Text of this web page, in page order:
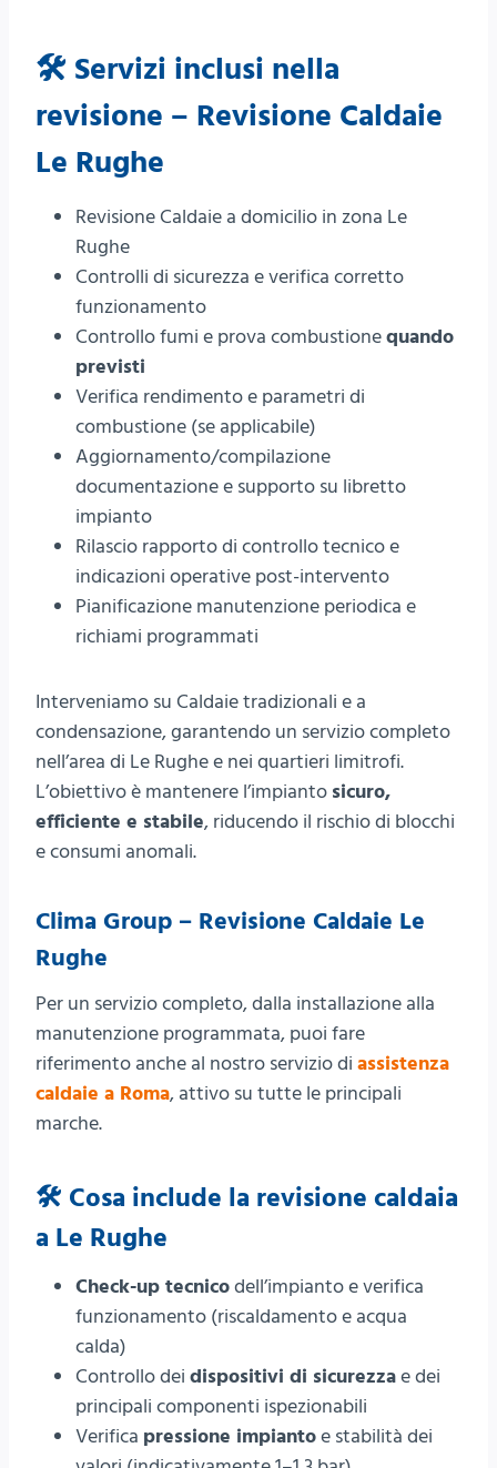
🛠️ Servizi inclusi nella
revisione – Revisione Caldaie
Le Rughe
Revisione Caldaie a domicilio in zona Le
Rughe
Controlli di sicurezza e verifica corretto
funzionamento
Controllo fumi e prova combustionequando
previsti
Verifica rendimento e parametri di
combustione (se applicabile)
Aggiornamento/compilazione
documentazione e supporto su libretto
impianto
Rilascio rapporto di controllo tecnico e
indicazioni operative post-intervento
Pianificazione manutenzione periodica e
richiami programmati
Interveniamo su Caldaie tradizionali e a
condensazione, garantendo un servizio completo
nell’area di Le Rughe e nei quartieri limitrofi.
L’obiettivo è mantenere l’impianto sicuro,
efficiente e stabile, riducendo il rischio di blocchi
e consumi anomali.
Clima Group – Revisione Caldaie Le
Rughe
Per un servizio completo, dalla installazione alla
manutenzione programmata, puoi fare
riferimento anche al nostro servizio di assistenza
caldaie a Roma, attivo su tutte le principali
marche.
🛠️ Cosa include la revisione caldaia
a Le Rughe
Check-up tecnicodell’impianto e verifica
funzionamento (riscaldamento e acqua
calda)
Controllo dei dispositivi di sicurezzae dei
principali componenti ispezionabili
Verifica pressione impiantoe stabilità dei